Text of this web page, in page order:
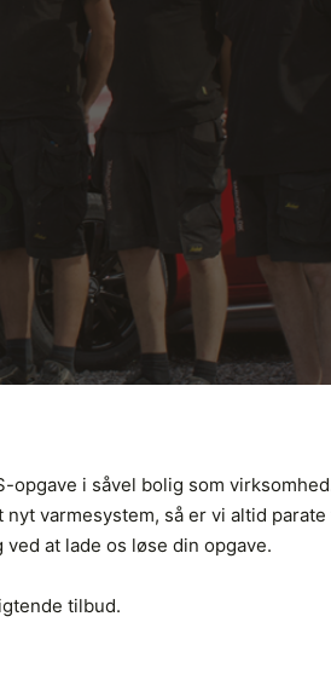
i såvel bolig som
varmesystem, så er vi altid
at lade os løse din opgave.
tilbud.